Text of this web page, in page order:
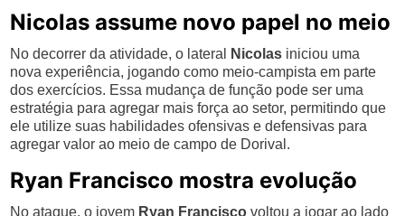
Nicolas assume novo papel no meio
No decorrer da atividade, o lateral Nicolas iniciou uma
nova experiência, jogando como meio-campista em parte
dos exercícios. Essa mudança de função pode ser uma
estratégia para agregar mais força ao setor, permitindo que
ele utilize suas habilidades ofensivas e defensivas para
agregar valor ao meio de campo de Dorival.
Ryan Francisco mostra evolução
No ataque, o jovem Ryan Francisco voltou a jogar ao lado